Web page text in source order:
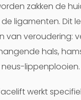
zakken de
ligamenten. Dit
van veroudering:
hals,
lippenplooien.
werkt